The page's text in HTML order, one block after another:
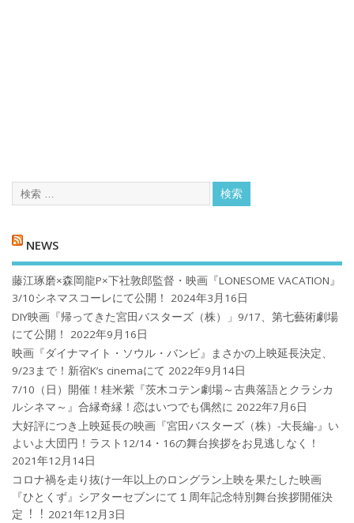
NEWS
藤江琢磨×森岡龍P×下社敦郎監督・映画『LONESOME VACATION』
3/10シネマスコーレにて公開！
2024年3月16日
DIY映画『帰ってきた宮田バスターズ（株）」9/17、第七藝術劇場
にて公開！
2022年9月16日
映画『ダイナマイト・ソウル・バンビ』まさかの上映延長決定、
9/23まで！新宿K’s cinemaにて 2022年9月14日
7/10（日）開催！桂米紫『茨木コテン劇場～古典落語とクラシカ
ルシネマ～』合縁奇縁！恋はいつでも偶然に 2022年7月6日
大好評につき上映延長の映画『宮田バスターズ（株）-大長編-』い
よいよ大団円！ラスト12/14・16の舞台挨拶をお見逃しなく！
2021年12月14日
コロナ禍を⾛り抜け⼀年以上のロングラン上映を果たした映画
『ひとくず』シアターセブンにて１周年記念特別舞台挨拶開催決
定︕︕ 2021年12月3日